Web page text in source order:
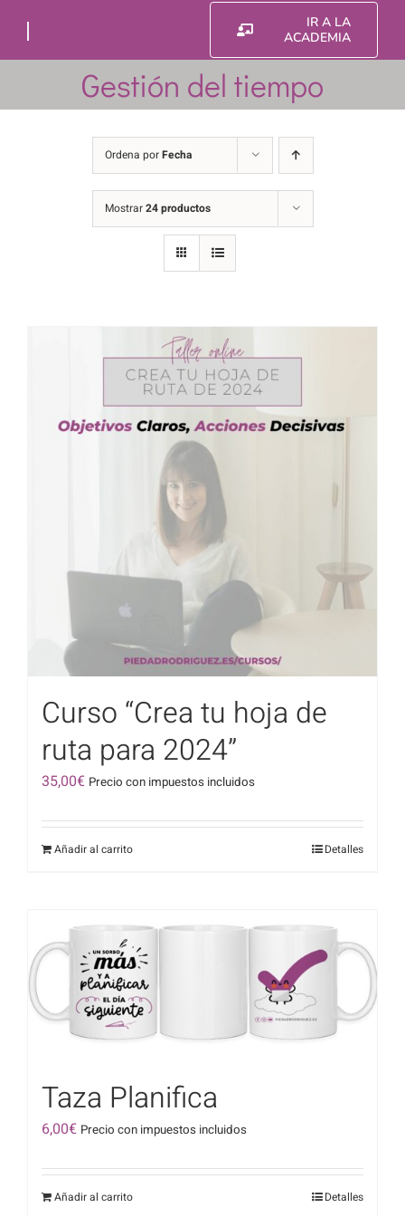
contenido
IR A LA
ACADEMIA
Gestión del tiempo
Ordena porFecha
Mostrar24 productos
Curso “Crea tu hoja de
ruta para 2024”
35,00€ Precio con impuestos incluidos
Añadir al carrito Detalles
Taza Planifica
6,00€ Precio con impuestos incluidos
Añadir al carrito Detalles